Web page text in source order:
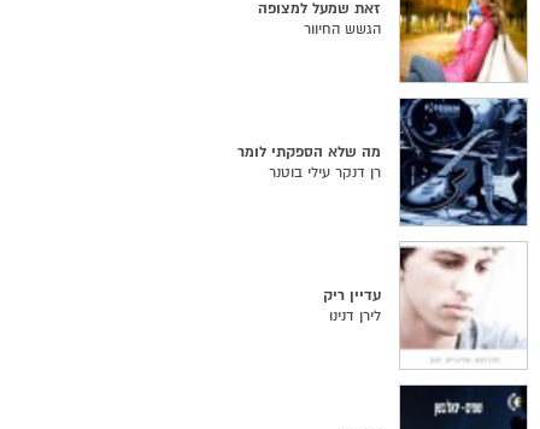
זאת שמעל למצופה
הגשש החיוור
מה שלא הספקתי לומר
רן דנקר עילי בוטנר
עדיין ריק
לירן דנינו